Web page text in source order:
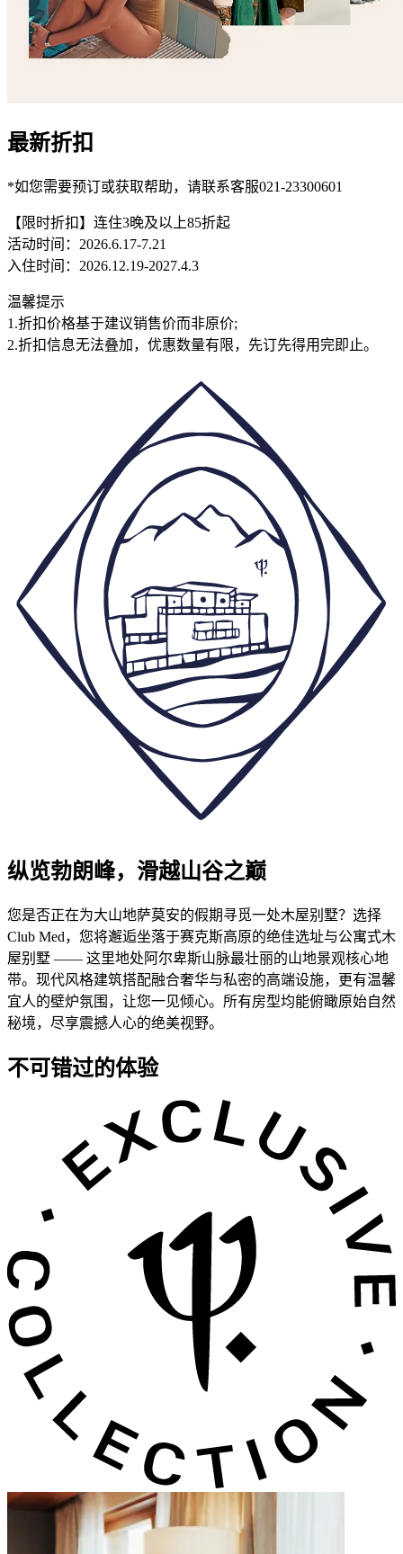
最新折扣
*如您需要预订或获取帮助，请联系客服021-23300601
【限时折扣】连住3晚及以上85折起
活动时间：2026.6.17-7.21
入住时间：2026.12.19-2027.4.3
温馨提示
1.折扣价格基于建议销售价而非原价;
2.折扣信息无法叠加，优惠数量有限，先订先得用完即止。
纵览勃朗峰，滑越山谷之巅
您是否正在为大山地萨莫安的假期寻觅一处木屋别墅？选择
Club Med，您将邂逅坐落于赛克斯高原的绝佳选址与公寓式木
屋别墅 —— 这里地处阿尔卑斯山脉最壮丽的山地景观核心地
带。现代风格建筑搭配融合奢华与私密的高端设施，更有温馨
宜人的壁炉氛围，让您一见倾心。所有房型均能俯瞰原始自然
秘境，尽享震撼人心的绝美视野。
不可错过的体验